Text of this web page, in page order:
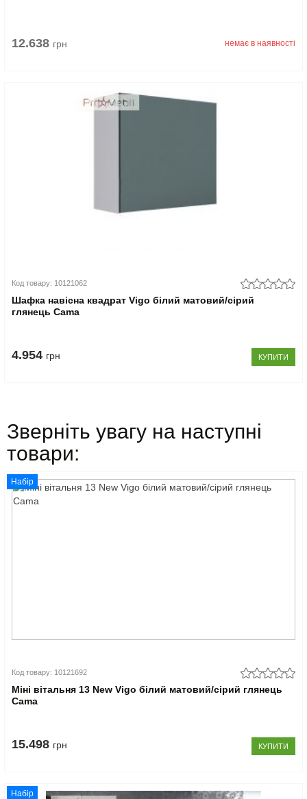
12.638 грн немає в наявності
Код товару: 10121062
Шафка навісна квадрат Vigo білий матовий/сірий
глянець Cama
4.954 грн КУПИТИ
Зверніть увагу на наступні
товари:
Набір
Код товару: 10121692
Міні вітальня 13 New Vigo білий матовий/сірий глянець
Cama
15.498 грн КУПИТИ
Набір